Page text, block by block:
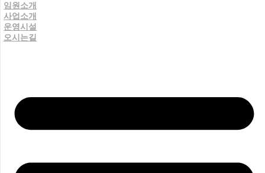
임원소개
사업소개
운영시설
오시는길